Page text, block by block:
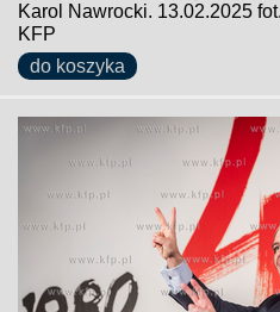
Karol Nawrocki. 13.02.2025
KFP
do koszyka